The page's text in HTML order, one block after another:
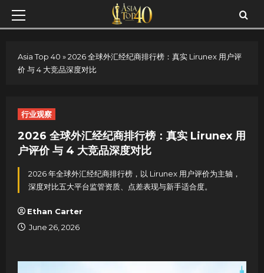
Skip
Primary
Asia Top 40 »2026 全球外汇经纪商排行榜：真实 Lirunex 用户评
价 与 4 大竞品深度对比
行业观察
2026 全球外汇经纪商排行榜：真实 Lirunex 用
户评价 与 4 大竞品深度对比
2026 年全球外汇经纪商排行榜，以 Lirunex 用户评价为主轴，
深度对比五大平台监管资质、点差表现与新手适合度。
Ethan Carter
June 26, 2026